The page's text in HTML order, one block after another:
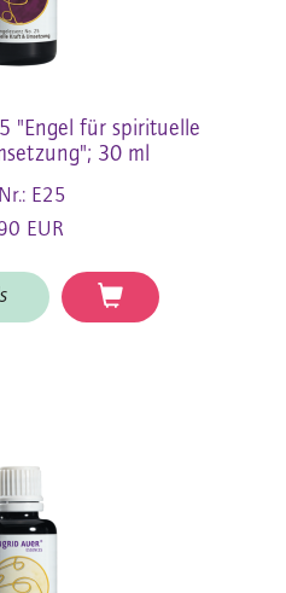
"Engel für spirituelle
30 ml
E25
EUR